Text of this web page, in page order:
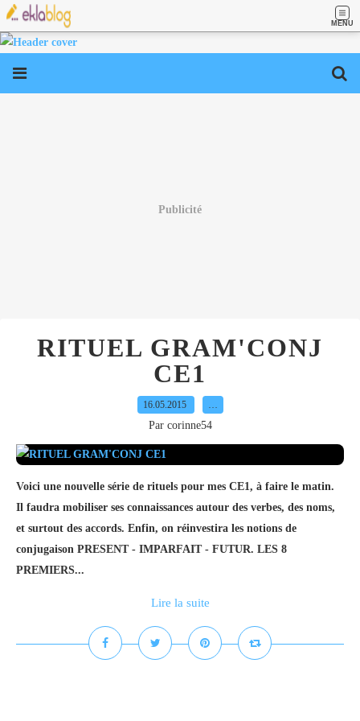
MENU
Publicité
RITUEL GRAM'CONJ
CE1
16.05.2015 …
Par corinne54
Voici une nouvelle série de rituels pour mes CE1, à faire le matin.
Il faudra mobiliser ses connaissances autour des verbes, des noms,
et surtout des accords. Enfin, on réinvestira les notions de
conjugaison PRESENT - IMPARFAIT - FUTUR. LES 8
PREMIERS...
Lire la suite